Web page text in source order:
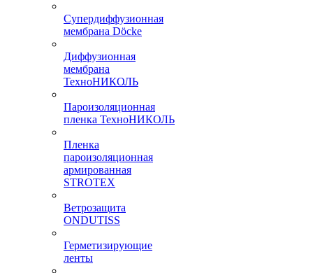
Супердиффузионная
мембрана Döcke
Диффузионная
мембрана
ТехноНИКОЛЬ
Пароизоляционная
пленка ТехноНИКОЛЬ
Пленка
пароизоляционная
армированная
STROTEX
Ветрозащита
ONDUTISS
Герметизирующие
ленты